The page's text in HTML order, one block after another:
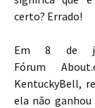
certo? Errado!
Em 8 de
Fórum
KentuckyBell,
ela não ganhou